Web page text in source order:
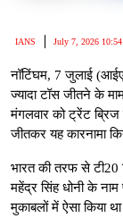
IANS July 7, 2026
नॉटिंघम, 7 जुलाई
ज्यादा टॉस जीतने के
मंगलवार को ट्रेंट
जीतकर यह कारनामा
भारत की तरफ से टी20
महेंद्र सिंह धोनी के
मुकाबलों में ऐसा किया